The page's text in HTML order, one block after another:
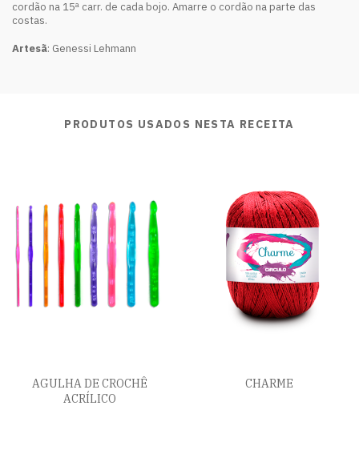
cordão na 15ª carr. de cada bojo. Amarre o cordão na parte das
costas.
Artesã: Genessi Lehmann
PRODUTOS USADOS NESTA RECEITA
AGULHA DE CROCHÊ
ACRÍLICO
CHARME